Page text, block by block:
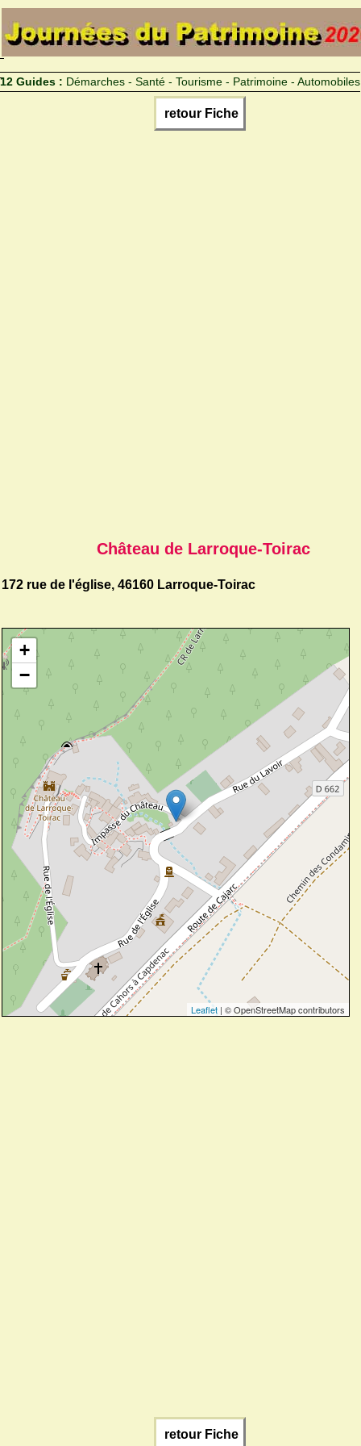
12 Guides : Démarches - Santé - Tourisme - Patrimoine - Automobiles
retour Fiche
Château de Larroque-Toirac
172 rue de l'église, 46160 Larroque-Toirac
+
−
Leaflet | © OpenStreetMap contributors
retour Fiche